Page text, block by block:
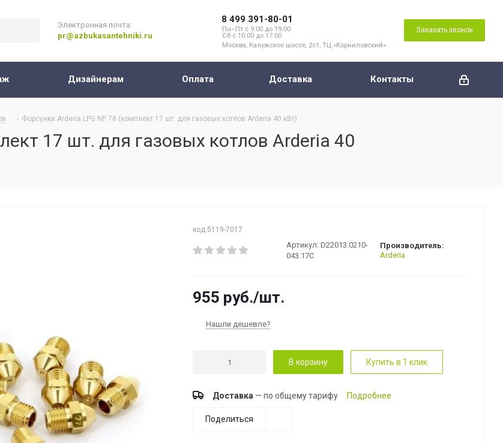
Электронная почта:
pr@azbukasantehniki.ru
8 499 391-80-01
Пн–Пт с 9:00 до 19:00
Сб с 10:00 до 17:00
Москва, Калужское шоссе, 2с1, ТЦ «Корниловский»
Заказать звонок
Дизайнерам Оплата Доставка Контакты
- Форсунки Arderia LPG NP 78 (комплект 17 шт. для газовых котлов Arderia 40 кВт)
17 шт. для газовых котлов Arderia 40
код 5119-7017
Артикул: D22013.0210-
043.17C
Производитель:
Arderia
955 руб./шт.
Нашли дешевле?
В корзину Купить в 1 клик
Доставка — по общему тарифу Подробнее
Поделиться